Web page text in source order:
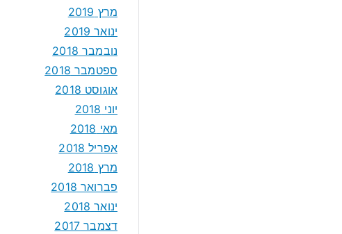
מרץ 2019
ינואר 2019
נובמבר 2018
ספטמבר 2018
אוגוסט 2018
יוני 2018
מאי 2018
אפריל 2018
מרץ 2018
פברואר 2018
ינואר 2018
דצמבר 2017